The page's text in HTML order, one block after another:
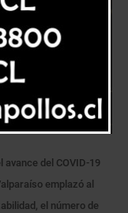
del COVID-19
emplazó al
el número de